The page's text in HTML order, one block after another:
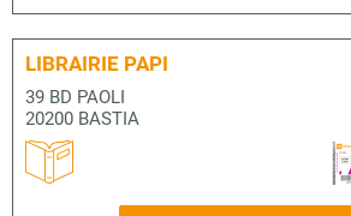
LIBRAIRIE PAPI
39 BD PAOLI
20200 BASTIA